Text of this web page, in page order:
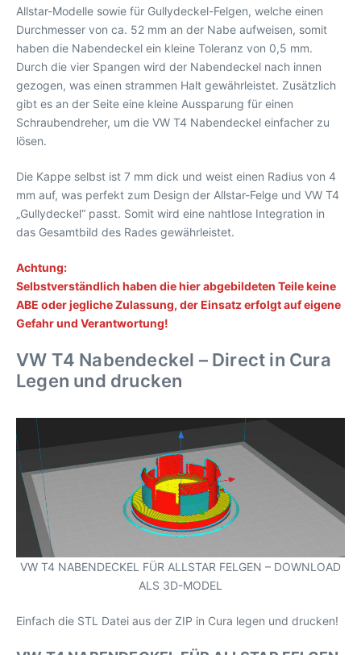
Allstar-Modelle sowie für Gullydeckel-Felgen, welche einen
Durchmesser von ca. 52 mm an der Nabe aufweisen, somit
haben die Nabendeckel ein kleine Toleranz von 0,5 mm.
Durch die vier Spangen wird der Nabendeckel nach innen
gezogen, was einen strammen Halt gewährleistet. Zusätzlich
gibt es an der Seite eine kleine Aussparung für einen
Schraubendreher, um die VW T4 Nabendeckel einfacher zu
lösen.
Die Kappe selbst ist 7 mm dick und weist einen Radius von 4
mm auf, was perfekt zum Design der Allstar-Felge und VW T4
„Gullydeckel“ passt. Somit wird eine nahtlose Integration in
das Gesamtbild des Rades gewährleistet.
Achtung:
Selbstverständlich haben die hier abgebildeten Teile keine
ABE oder jegliche Zulassung, der Einsatz erfolgt auf eigene
Gefahr und Verantwortung!
VW T4 Nabendeckel – Direct in Cura
Legen und drucken
VW T4 NABENDECKEL FÜR ALLSTAR FELGEN – DOWNLOAD
ALS 3D-MODEL
Einfach die STL Datei aus der ZIP in Cura legen und drucken!